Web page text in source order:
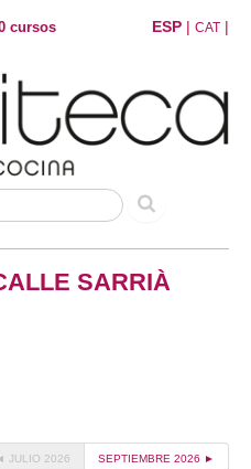
cursos ESP | CAT |
SARRIÀ
JULIO 2026 SEPTIEMBRE 2026 ►